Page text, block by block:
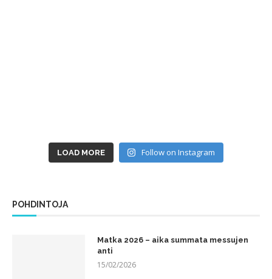
LOAD MORE Follow on Instagram
POHDINTOJA
Matka 2026 – aika summata messujen
anti
15/02/2026